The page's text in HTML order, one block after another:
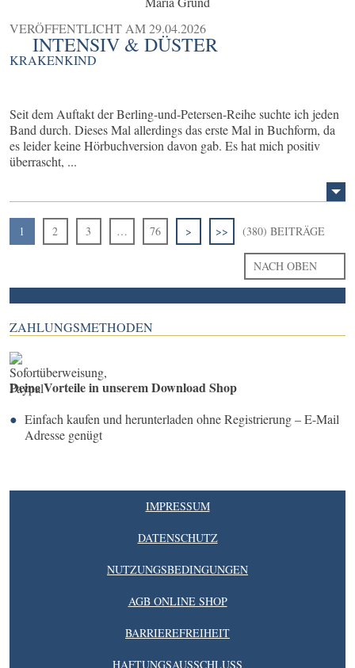
VERÖFFENTLICHT AM29.04.2026
INTENSIV & DÜSTER
KRAKENKIND
Seit dem Auftakt der Berling-und-Petersen-Reihe suchte ich jeden
Band durch. Dieses Mal allerdings das erste Mal in Buchform, da
es leider keine Hörbuchversion davon gab. Es hat mich positiv
überrascht, ...
1 2 3 … 76 > >> (380) BEITRÄGE
NACH OBEN
ZAHLUNGSMETHODEN
Deine Vorteile in unserem Download Shop
Einfach kaufen und herunterladen ohne Registrierung – E-Mail
Adresse genügt
IMPRESSUM
DATENSCHUTZ
NUTZUNGSBEDINGUNGEN
AGB ONLINE SHOP
BARRIEREFREIHEIT
HAFTUNGSAUSSCHLUSS